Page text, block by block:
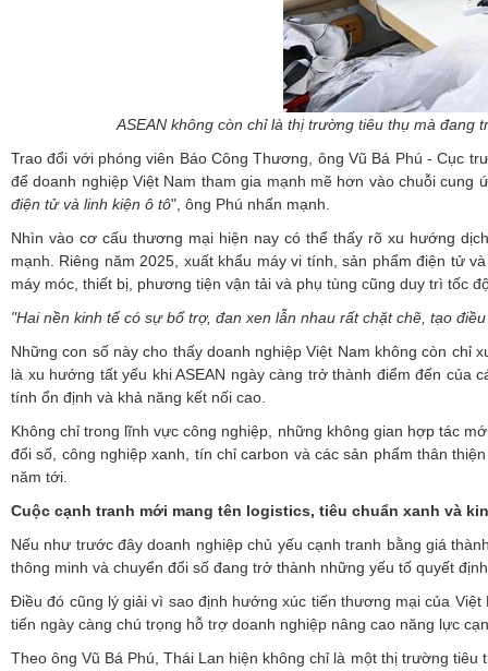
ASEAN không còn chỉ là thị trường tiêu thụ mà đang
Trao đổi với phóng viên Báo Công Thương, ông Vũ Bá Phú - Cục
để doanh nghiệp Việt Nam tham gia mạnh mẽ hơn vào chuỗi cung
điện tử và linh kiện ô tô", ông Phú nhấn mạnh.
Nhìn vào cơ cấu thương mại hiện nay có thể thấy rõ xu hướng
mạnh. Riêng năm 2025, xuất khẩu máy vi tính, sản phẩm điện tử
máy móc, thiết bị, phương tiện vận tải và phụ tùng cũng duy trì tốc
"Hai nền kinh tế có sự bổ trợ, đan xen lẫn nhau rất chặt chẽ, tạo
Những con số này cho thấy doanh nghiệp Việt Nam không còn
là xu hướng tất yếu khi ASEAN ngày càng trở thành điểm đến của
tính ổn định và khả năng kết nối cao.
Không chỉ trong lĩnh vực công nghiệp, những không gian hợp tác
đổi số, công nghiệp xanh, tín chỉ carbon và các sản phẩm thân
năm tới.
Cuộc cạnh tranh mới mang tên logistics, tiêu chuẩn xanh và
Nếu như trước đây doanh nghiệp chủ yếu cạnh tranh bằng giá
thông minh và chuyển đổi số đang trở thành những yếu tố quyết
Điều đó cũng lý giải vì sao định hướng xúc tiến thương mại của Việt
tiến ngày càng chú trọng hỗ trợ doanh nghiệp nâng cao năng lực
Theo ông Vũ Bá Phú, Thái Lan hiện không chỉ là một thị trường